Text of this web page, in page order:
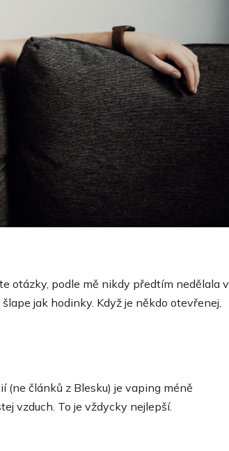
otázky, podle mě nikdy předtím nedělala v
jak hodinky. Když je někdo otevřenej,
(ne článků z Blesku) je vaping méně
vzduch. To je vždycky nejlepší.